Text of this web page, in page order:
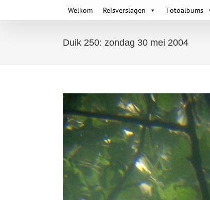
content
Welkom Reisverslagen Fotoalbums
Duik 250: zondag 30 mei 2004
View
Larger
Image